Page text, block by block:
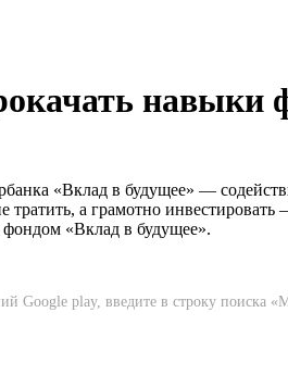
навыки
«Вклад в будущее» —
тратить, а грамотно
«Вклад в будущее».
Google play, введите в строку поиска